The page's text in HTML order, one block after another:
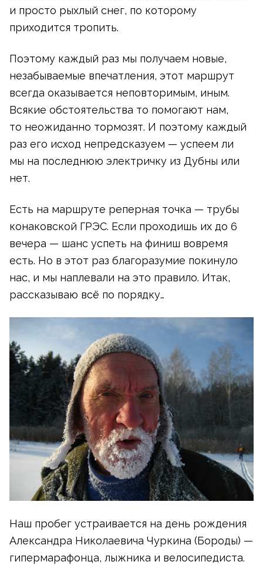
и просто рыхлый снег, по которому
приходится тропить.
Поэтому каждый раз мы получаем новые,
незабываемые впечатления, этот маршрут
всегда оказывается неповторимым, иным.
Всякие обстоятельства то помогают нам,
то неожиданно тормозят. И поэтому каждый
раз его исход непредсказуем — успеем ли
мы на последнюю электричку из Дубны или
нет.
Есть на маршруте реперная точка — трубы
конаковской ГРЭС. Если проходишь их до 6
вечера — шанс успеть на финиш вовремя
есть. Но в этот раз благоразумие покинуло
нас, и мы наплевали на это правило. Итак,
рассказываю всё по порядку…
Наш пробег устраивается на день рождения
Александра Николаевича Чуркина (Бороды) —
гипермарафонца, лыжника и велосипедиста.